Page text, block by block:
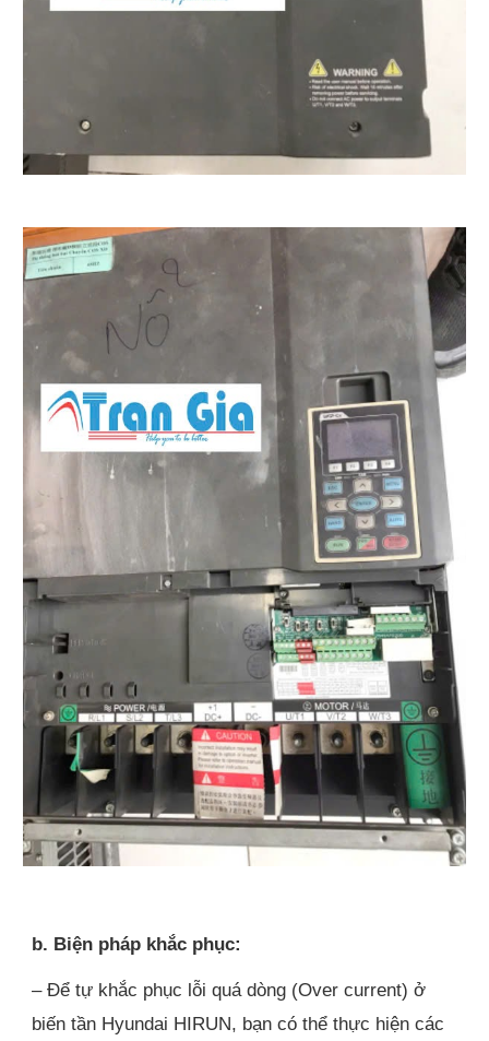
b. Biện pháp khắc phục:
– Để tự khắc phục lỗi quá dòng (Over current) ở
biến tần Hyundai HIRUN, bạn có thể thực hiện các